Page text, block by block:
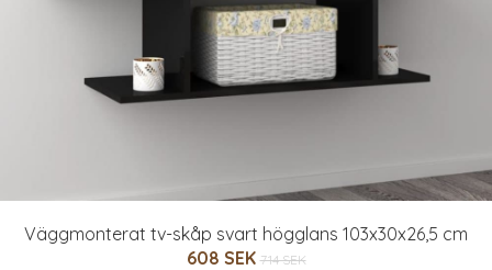
Väggmonterat tv-skåp svart högglans 103x30x26,5 cm
608 SEK 714 SEK